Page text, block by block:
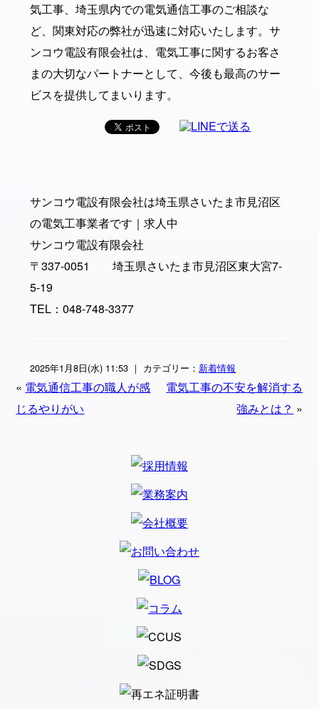
気工事、埼玉県内での電気通信工事のご相談な
ど、関東対応の弊社が迅速に対応いたします。サ
ンコウ電設有限会社は、電気工事に関するお客さ
まの大切なパートナーとして、今後も最高のサー
ビスを提供してまいります。
サンコウ電設有限会社は埼玉県さいたま市見沼区
の電気工事業者です｜求人中
サンコウ電設有限会社
〒337-0051 埼玉県さいたま市見沼区東大宮7-
5-19
TEL：048-748-3377
2025年1月8日(水) 11:53 ｜ カテゴリー： 新着情報
« 電気通信工事の職人が感
じるやりがい
電気工事の不安を解消する
強みとは？ »